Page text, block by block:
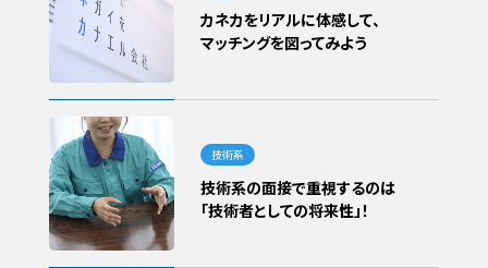
カネカをリアルに体感して、
マッチングを図ってみよう
技術系の面接で重視するのは
「技術者としての将来性」！